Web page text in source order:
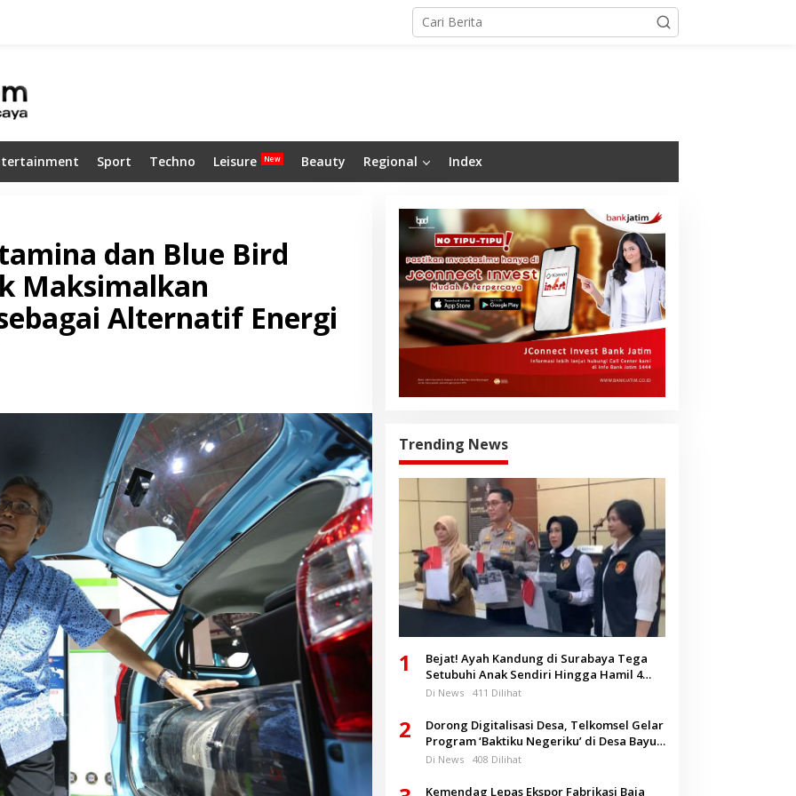
Sport Techno Leisure Beauty Regional Index
dan Blue Bird
Maksimalkan
Alternatif Energi
Trending News
1
Bejat! Ayah Kandung di Surabaya Tega
Setubuhi Anak Sendiri Hingga Hamil 4
Bulan
Di News 411 Dilihat
2
Dorong Digitalisasi Desa, Telkomsel Gelar
Program ‘Baktiku Negeriku’ di Desa Bayu
Banyuwangi
Di News 408 Dilihat
Kemendag Lepas Ekspor Fabrikasi Baja